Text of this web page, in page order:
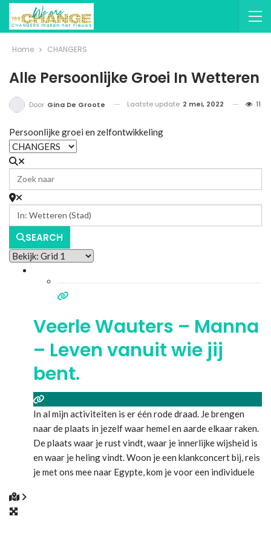
Home CHANGERS
Alle Persoonlijke Groei In Wetteren
Door Gina De Groote Laatste update 2 mei, 2022 11
Persoonlijke groei en zelfontwikkeling
SEARCH
Veerle Wauters – Manna
– Leven vanuit wie jij
bent.
In al mijn activiteiten is er één rode draad. Je brengen
naar de plaats in jezelf waar hemel en aarde elkaar raken.
De plaats waar je rust vindt, waar je innerlijke wijsheid is
en waar je heling vindt. Woon je een klankconcert bij, reis
je met ons mee naar Egypte, kom je voor een individuele